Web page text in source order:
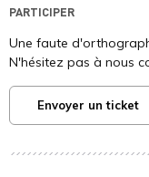
PARTICIPER
Une faute
N'hésitez pas à nous
Envoyer un ticket